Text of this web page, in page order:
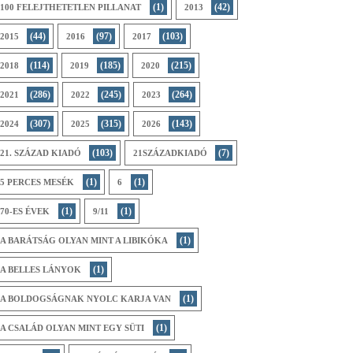
100 FELEJTHETETLEN PILLANAT (1) 2013 (42)
2015 (44) 2016 (97) 2017 (103)
2018 (114) 2019 (185) 2020 (215)
2021 (286) 2022 (245) 2023 (264)
2024 (307) 2025 (315) 2026 (143)
21. SZÁZAD KIADÓ (103) 21SZÁZADKIADÓ (7)
5 PERCES MESÉK (1) 6 (1)
70-ES ÉVEK (1) 9/11 (1)
A BARÁTSÁG OLYAN MINT A LIBIKÓKA (1)
A BELLES LÁNYOK (1)
A BOLDOGSÁGNAK NYOLC KARJA VAN (1)
A CSALÁD OLYAN MINT EGY SÜTI (1)